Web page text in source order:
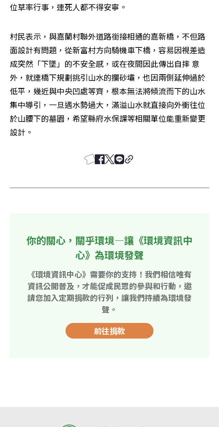
位草率行事，連死人都不得安寧。
村民表示，與嘉蘭村聯外道路銜接相通的嘉新橋，不但路
面設計有問題，從新富村方向騎機車下橋，容易因視差造
成突然「下墜」的不安全感，或在夜間因此傳出自摔 意
外，就連橋下規劃挑引山水的攔砂壩，也因兩側延伸過於
低平，幾近與中央凹處等齊，根本無法將傾流而下的山水
集中導引，一旦遇水勢過大，滿溢山水就直接向外衝往位
於山腰下的墓園，希望縣府水保課等相關單位能重新變更
設計。
你的關心，關乎環境—讓《環境資訊中
心》為環境發聲
《環境資訊中心》需要你的支持！我們相信唯有
資訊公開普及，才能促成民眾的參與和行動，邀
請您加入定期捐款的行列，讓我們持續為環境發
聲。
前往捐款